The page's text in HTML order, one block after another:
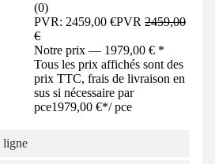
(0)
PVR: 2459,00 €PVR2459,00
€
Notre prix — 1979,00 € *
Tous les prix affichés sont des
prix TTC, frais de livraison en
sus si nécessaire par
pce1979,00 €*/ pce
ligne